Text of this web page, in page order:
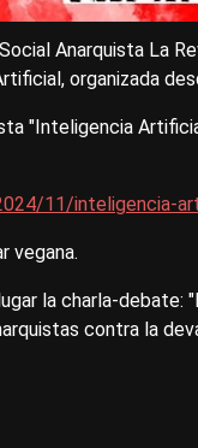
Anarquista La
organizada
"Inteligencia
11/inteligencia-
vegana.
la charla-
contra la